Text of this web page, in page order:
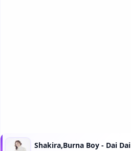
Shakira,Burna Boy - Dai Dai